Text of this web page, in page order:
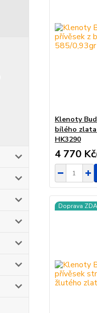
Klenoty
bílého
HK3290
4 770 Kč/
Doprava